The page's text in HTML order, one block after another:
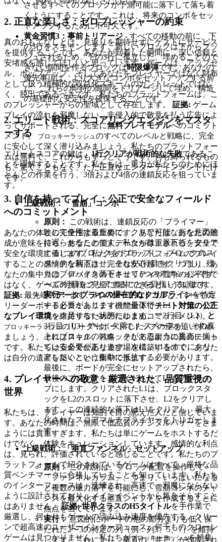
させるすべてのブロックが予測可能に落下して落ち着
くようにすることです。これは、将来のコンボをセッ
トアップするために不可欠です。
黄金習慣3：事前トリアージ - すべての移動の前に、下
の3行をスキャンします。新しいブロックは下からプッ
シュされるため、下の3行に孤立した、埋めることので
きない隙間を作るブロックは時限爆弾です。あなたの
優先事項は、より大きなコンボをセットアップする前
に、これらの即時の隙間をトリアージして埋め、構造
の基礎的な安定性を確保することです。
2. エリート戦術：スコアリングエンジンをマスタ
ーする
エリートスコアの鍵は、 1行クリアが戦術的な失敗であるこ
とを理解することです。私たちは、重力が私たちのためにほ
とんどの作業を行う、3倍および4倍の連鎖反応を狙っていま
す。
上級戦術：「雪崩」コンボ
原則：
この戦術は、連鎖反応の「プライマー」
として使用するために、クリア可能な行を意図的
に遅らせることです。私たちは、最下行をクリア
する1つのブロックをドロップし、ブロックのス
タックを落下させ、それが2行目をクリアし、残
りのブロックを落下させて1つのアクションです
べて3行目をクリアすることを目指しています。
実行：まず、3つの潜在的なクリアラインを特定
する必要があります。**最下行（L1）**は、1ブ
ロック足りない状態にします。**2行目（L2）
と
3行目（L3）**は、欠落したスペースが、その真
上にブロックのスタックがあるように垂直に揃っ
ている必要があります。次に、L1をすぐにクリ
アしたいという衝動に抵抗する必要があります。
最後に、ボードが完全にセットアップされたら、
最後のブロックをスライドさせてL1をアクティ
ブにします。クリアされたL1は、ブロックスタ
ックをL2のスロットに落下させ、L2をクリアし
ます。この連続的な落下はL3をクリアし、最大
化されたスコアマルチプライヤーをトリガーしま
す。
上級戦術：「垂直ファンネル」セットアップ
原則：この戦術は、ブロック配置を操作して
「ファンネルカラム」、つまり、いっぱいになる
と複数の重力落下を可能にし、雪崩コンボのチャ
ンスを最大化する垂直シャフトを作成することに
焦点を当てています。
実行：意図的にボードの他の部分よりも低く保
たれた2〜3の特定の列（例：列3、5、7）を維持
します。これにより、垂直の「井戸」が作成され
2. 正直な楽しさ：ゼロプレッシャーの約束
真のおもてなしとは、見返りを期待せずにゲストにサービス
を提供することです。あなたが到着した瞬間に、深い信頼と
安堵感を感じてほしいと思っています。ゲームは、アップセ
ル、ポップアップ、そしてあなたをプレイヤーではなく財布
として扱う積極的な収益化スキームのガントレットではな
く、脱出であるべきです。私たちのプラットフォームは、こ
のプレッシャーからの聖域として存在します。 証拠: ゲーム
プレイの流れを邪魔しない、非侵入的で敬意を払う広告によ
ってサポートされる、完全に無料プレイモデルへのコミット
メント。
ブロッキーラッシュのすべてのレベルと戦略に、完全
に安心して深く潜り込みましょう。私たちのプラットフォー
ムは無料で、これからもずっとそうです。何も縛られるもの
も、驚くこともなく、ただ正直なエンターテインメントだけ
です。
3. 自信を持ってプレイ：公正で安全なフィールド
へのコミットメント
あなたの体験の完全性は最重要です。あなたは、あなたの達
成が意味を持ち、あなたの個人データが尊重される、安全で
安全な環境に値します。私たちのプラットフォームでプレイ
することの感情的な利点は、完全な安心感です。つまり、あ
なたの集中力は、デバイスのセキュリティや競争の公平性で
はなく、ゲームの挑戦に完全に集中できるという知識です。
証拠: 最先端のデータプライバシープロトコルと、すべての
リーダーボードとコミュニティ機能全体でチート対策の公正
なプレイ環境を維持するためのたゆまぬコミットメント。
ブロッキーラッシュのリーダーボードでトップの座を追い求め
ましょう。それはスキル、戦略、そして忍耐力の真のテスト
です。私たちは安全で公正な遊び場を構築するので、あなた
は自分の遺産を築くことに集中できます。
4. プレイヤーへの敬意：厳選された、品質重視の
世界
私たちは、プレイヤーは知的で目の肥えた人だと信じていま
す。あなたの時間は、無限で低品質のデジタルバザーをさま
ようには貴重すぎます。私たちは単にゲームをホストするだ
けでなく、体験をキュレーションしています。感情的な利点
は、見られ、評価されていると感じることです。私たちのプ
ラットフォームで紹介されているゲームはすべて、厳格な品
質ベンチマークに合格していることを知っています。私たち
のインターフェースは、洗練され、高速で、邪魔にならない
ように設計されており、メインイベントから気をそらすこと
はありません。証拠: 世界クラスのH5タイトルを手作業で
厳選し、何よりもゲームの読み込み速度を優先する、クリー
ンで超高速のユーザーインターフェース。何千ものクローン
ゲームは見つかりません。私たちがブロッキーラッシュを特集